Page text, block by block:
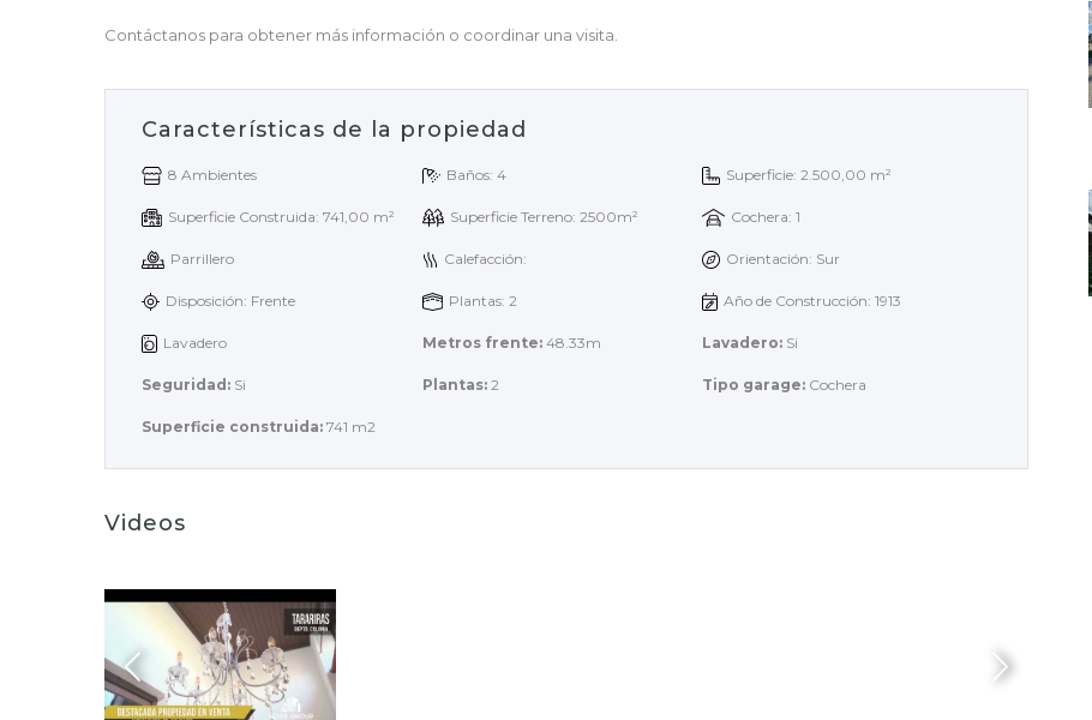
Contáctanos para obtener más información o coordinar una visita.
Características de la propiedad
8 Ambientes Baños: 4 Superficie: 2.500,00 m²
Superficie Construida: 741,00 m² Superficie Terreno: 2500m² Cochera: 1
Parrillero Calefacción: Orientación: Sur
Disposición: Frente Plantas: 2 Año de Construcción: 1913
Lavadero Metros frente: 48.33m Lavadero: Si
Seguridad: Si Plantas: 2 Tipo garage: Cochera
Superficie construida: 741 m2
Videos